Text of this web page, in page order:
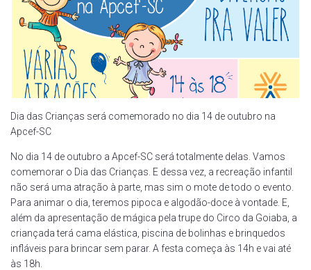
Dia das Crianças será comemorado no dia 14 de outubro na
Apcef-SC
No dia 14 de outubro a Apcef-SC será totalmente delas. Vamos
comemorar o Dia das Crianças. E dessa vez, a recreação infantil
não será uma atração à parte, mas sim o mote de todo o evento.
Para animar o dia, teremos pipoca e algodão-doce à vontade. E,
além da apresentação de mágica pela trupe do Circo da Goiaba, a
criançada terá cama elástica, piscina de bolinhas e brinquedos
infláveis para brincar sem parar. A festa começa às 14h e vai até
às 18h.